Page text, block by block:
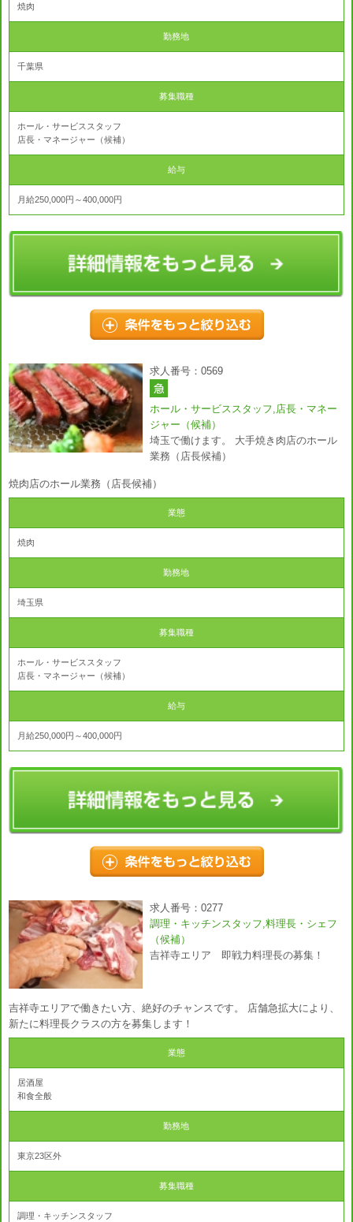
焼肉
勤務地
千葉県
募集職種
ホール・サービススタッフ
店長・マネージャー（候補）
給与
月給250,000円～400,000円
求人番号：0569
ホール・サービススタッフ,店長・マネー
ジャー（候補）
埼玉で働けます。 大手焼き肉店のホール
業務（店長候補）
焼肉店のホール業務（店長候補）
業態
焼肉
勤務地
埼玉県
募集職種
ホール・サービススタッフ
店長・マネージャー（候補）
給与
月給250,000円～400,000円
求人番号：0277
調理・キッチンスタッフ,料理長・シェフ
（候補）
吉祥寺エリア 即戦力料理長の募集！
吉祥寺エリアで働きたい方、絶好のチャンスです。 店舗急拡大により、
新たに料理長クラスの方を募集します！
業態
居酒屋
和食全般
勤務地
東京23区外
募集職種
調理・キッチンスタッフ